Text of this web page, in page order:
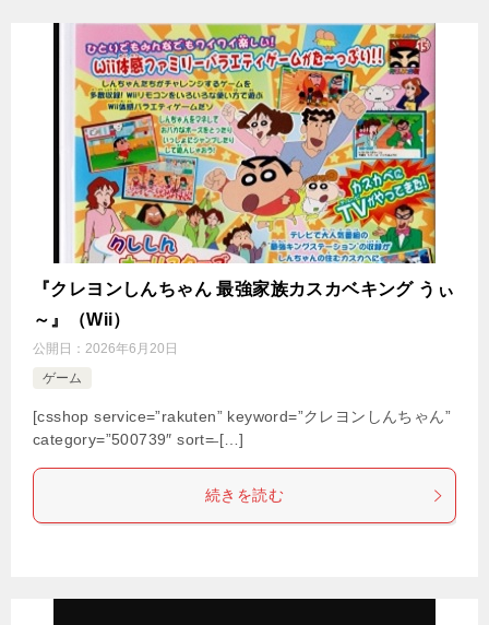
『クレヨンしんちゃん 最強家族カスカベキング うぃ
～』（Wii）
公開日： 2026年6月20日
ゲーム
[csshop service=”rakuten” keyword=”クレヨンしんちゃん”
category=”500739″ sort=̶ […]
続きを読む